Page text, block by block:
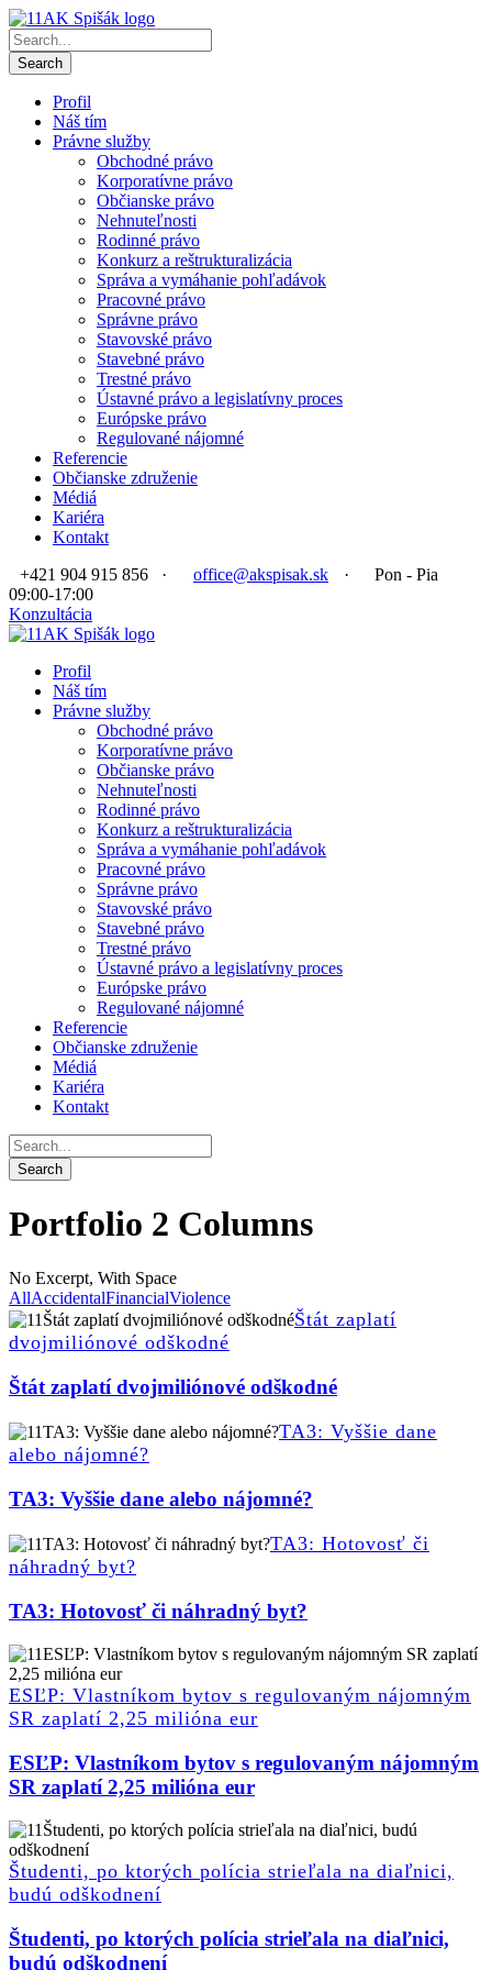
Profil
Náš tím
Právne služby
Obchodné právo
Korporatívne právo
Občianske právo
Nehnuteľnosti
Rodinné právo
Konkurz a reštrukturalizácia
Správa a vymáhanie pohľadávok
Pracovné právo
Správne právo
Stavovské právo
Stavebné právo
Trestné právo
Ústavné právo a legislatívny proces
Európske právo
Regulované nájomné
Referencie
Občianske združenie
Médiá
Kariéra
Kontakt
+421 904 915 856
· office@akspisak.sk ·
Pon - Pia
09:00-17:00
Konzultácia
Profil
Náš tím
Právne služby
Obchodné právo
Korporatívne právo
Občianske právo
Nehnuteľnosti
Rodinné právo
Konkurz a reštrukturalizácia
Správa a vymáhanie pohľadávok
Pracovné právo
Správne právo
Stavovské právo
Stavebné právo
Trestné právo
Ústavné právo a legislatívny proces
Európske právo
Regulované nájomné
Referencie
Občianske združenie
Médiá
Kariéra
Kontakt
Portfolio 2 Columns
No Excerpt, With Space
AllAccidentalFinancialViolence
Štát zaplatí
dvojmiliónové odškodné
Štát zaplatí dvojmiliónové odškodné
TA3: Vyššie dane
alebo nájomné?
TA3: Vyššie dane alebo nájomné?
TA3: Hotovosť či
náhradný byt?
TA3: Hotovosť či náhradný byt?
ESĽP: Vlastníkom bytov s regulovaným nájomným
SR zaplatí 2,25 milióna eur
ESĽP: Vlastníkom bytov s regulovaným nájomným
SR zaplatí 2,25 milióna eur
Študenti, po ktorých polícia strieľala na diaľnici,
budú odškodnení
Študenti, po ktorých polícia strieľala na diaľnici,
budú odškodnení